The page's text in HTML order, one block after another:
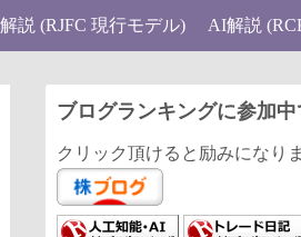
説 (RJFC 現行モデル) AI解説
ブログランキングに参加
クリック頂けると励みになり